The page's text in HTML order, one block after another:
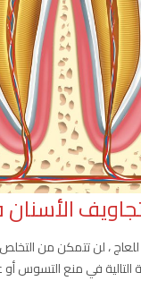
الأسنان
للعاج ، لن تتمكن من
التالية في منع التسوس أو